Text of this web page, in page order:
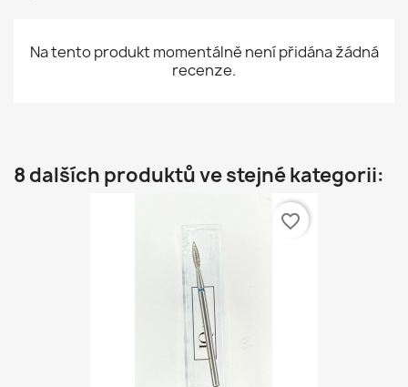
Na tento produkt momentálně není přidána žádná
recenze.
8 dalších produktů ve stejné kategorii:
favorite_border